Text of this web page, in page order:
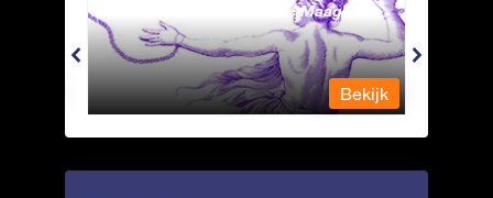
Andromeda - Geketende Maagd
Bekijk